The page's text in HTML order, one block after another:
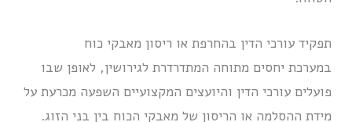
תפקיד עורכי הדין בהחרפת או ריסון מאבקי כוח
במערכת יחסים מתוחה המתדרדרת לגירושין, לאופן שבו
פועלים עורכי הדין והיועצים המקצועיים השפעה מכרעת על
מידת ההסלמה או הריסון של מאבקי הכוח בין בני הזוג.